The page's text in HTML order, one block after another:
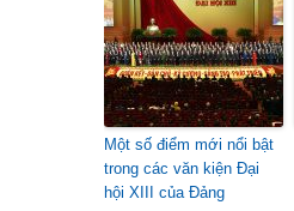
Một số điểm mới nổi bật
trong các văn kiện Đại
hội XIII của Đảng